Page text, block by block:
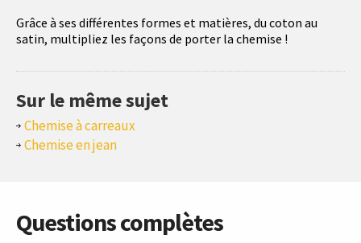
Grâce à ses différentes formes et matières, du coton au
satin, multipliez les façons de porter la chemise !
Sur le même sujet
Chemise à carreaux
Chemise en jean
Questions complètes